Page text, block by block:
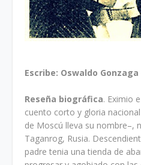
Escribe: Oswaldo
Reseña biográfica. Eximio
cuento corto y gloria
de Moscú lleva su nombre–,
Taganrog, Rusia.
padre tenia una tienda de